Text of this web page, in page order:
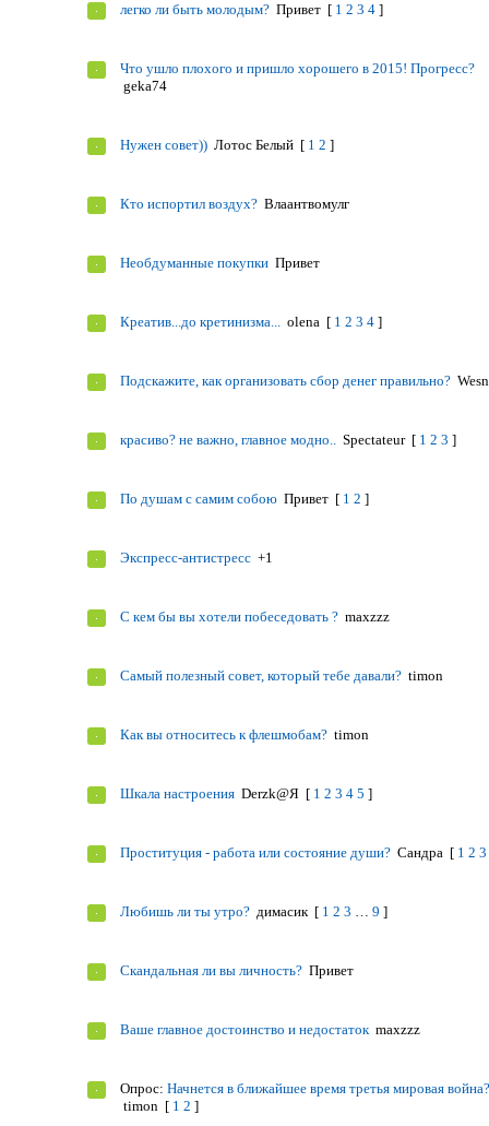
легко ли быть молодым? Привет [ 1 2 3 4 ]
Что ушло плохого и пришло хорошего в 2015! Прогресс?
geka74
Нужен совет)) Лотос Белый [ 1 2 ]
Кто испортил воздух? Влаантвомулг
Необдуманные покупки Привет
Креатив...до кретинизма... olena [ 1 2 3 4 ]
Подскажите, как организовать сбор денег правильно?
красиво? не важно, главное модно.. Spectateur [ 1 2 3 ]
По душам с самим собою Привет [ 1 2 ]
Экспресс-антистресс +1
С кем бы вы хотели побеседовать ? maxzzz
Самый полезный совет, который тебе давали? timon
Как вы относитесь к флешмобам? timon
Шкала настроения Derzk@Я [ 1 2 3 4 5 ]
Проституция - работа или состояние души? Сандра [ 1 2 3
Любишь ли ты утро? димасик [ 1 2 3 … 9 ]
Скандальная ли вы личность? Привет
Ваше главное достоинство и недостаток maxzzz
Опрос: Начнется в ближайшее время третья мировая
timon [ 1 2 ]